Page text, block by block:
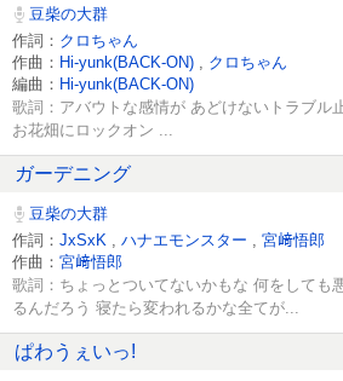
豆柴の大群
作詞： クロちゃん
作曲： Hi-yunk(BACK-ON)
クロちゃん
編曲： Hi-yunk(BACK-ON)
歌詞：アバウトな感情が あどけないトラブル
お花畑にロックオン ...
ガーデニング
豆柴の大群
作詞： JxSxK ハナエモンスター
宮﨑悟郎
作曲： 宮﨑悟郎
歌詞：ちょっとついてないかもな 何をしても
るんだろう 寝たら変われるかな全てが...
ぱわうぇいっ!